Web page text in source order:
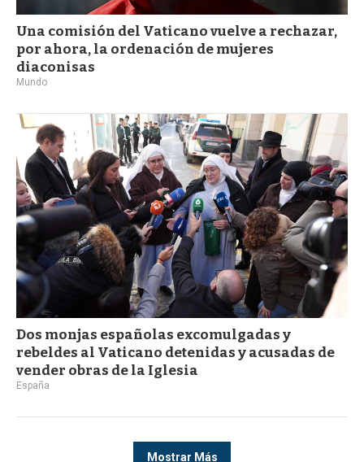
Una comisión del Vaticano vuelve a rechazar,
por ahora, la ordenación de mujeres
diaconisas
Mundo
Dos monjas españolas excomulgadas y
rebeldes al Vaticano detenidas y acusadas de
vender obras de la Iglesia
España
Mostrar Más